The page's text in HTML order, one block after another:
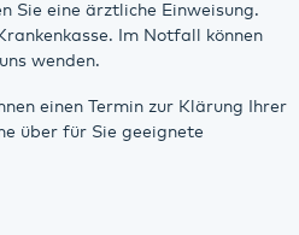
Sie eine ärztliche Einweisung.
Im Notfall können
wenden.
einen Termin zur Klärung Ihrer
über für Sie geeignete